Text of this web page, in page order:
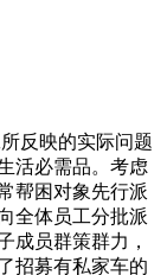
反映的实际问题
活必需品。考虑
帮困对象先行派
全体员工分批派
成员群策群力，
招募有私家车的